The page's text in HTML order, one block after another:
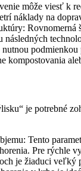
môže viesť k
náklady na
Rovnomerná
následných
podmienkou
kompostovania
je potrebné
Tento
Pre rýchle
je žiaduci veľký